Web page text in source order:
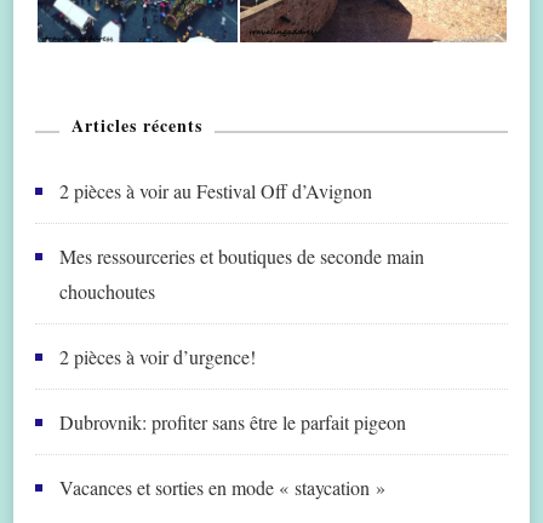
Articles récents
2 pièces à voir au Festival Off d’Avignon
Mes ressourceries et boutiques de seconde main
chouchoutes
2 pièces à voir d’urgence!
Dubrovnik: profiter sans être le parfait pigeon
Vacances et sorties en mode « staycation »